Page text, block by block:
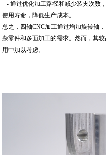
- 通过优化加工路径和减少装夹次数
使用寿命，降低生产成本。
总之，四轴CNC加工通过增加旋转轴
杂零件和多面加工的需求。然而，其
用中加以考虑。